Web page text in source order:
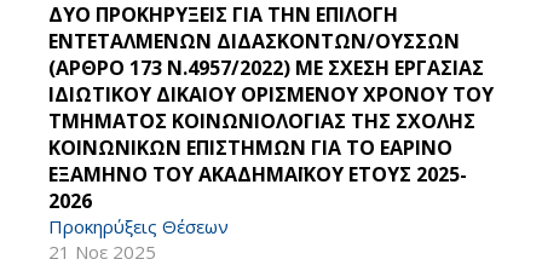
ΔΥΟ ΠΡΟΚΗΡΥΞΕΙΣ ΓΙΑ ΤΗΝ ΕΠΙΛΟΓΗ
ΕΝΤΕΤΑΛΜΕΝΩΝ ΔΙΔΑΣΚΟΝΤΩΝ/ΟΥΣΣΩΝ
(ΑΡΘΡΟ 173 Ν.4957/2022) ΜΕ ΣΧΕΣΗ ΕΡΓΑΣΙΑΣ
ΙΔΙΩΤΙΚΟΥ ΔΙΚΑΙΟΥ ΟΡΙΣΜΕΝΟΥ ΧΡΟΝΟΥ ΤΟΥ
ΤΜΗΜΑΤΟΣ ΚΟΙΝΩΝΙΟΛΟΓΙΑΣ ΤΗΣ ΣΧΟΛΗΣ
ΚΟΙΝΩΝΙΚΩΝ ΕΠΙΣΤΗΜΩΝ ΓΙΑ ΤΟ ΕΑΡΙΝΟ
ΕΞΑΜΗΝΟ ΤΟΥ ΑΚΑΔΗΜΑΪΚΟΥ ΕΤΟΥΣ 2025-
2026
Προκηρύξεις Θέσεων
21 Νοε 2025